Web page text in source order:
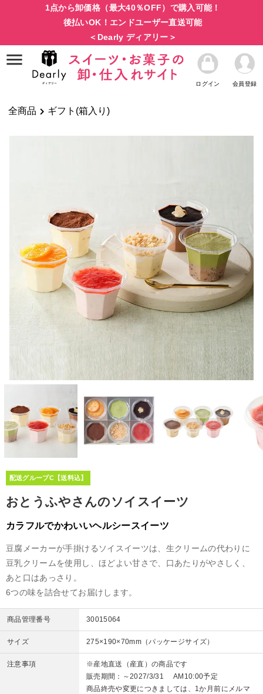
1点から卸価格（最大40％OFF）で購入可能！
後払いOK！エンドユーザー直送可能
＜Dearly ディアリー＞
ログイン 会員登録
全商品 ギフト(箱入り)
配送グループC【送料込】
おとうふやさんのソイスイーツ
カラフルでかわいいヘルシースイーツ
豆腐メーカーが手掛けるソイスイーツは、生クリームの代わりに
豆乳クリームを使用し、ほどよい甘さで、口あたりがやさしく、
あと口はあっさり。
6つの味を詰合せてお届けします。
商品管理番号 30015064
サイズ 275×190×70mm（パッケージサイズ）
注意事項
※産地直送（産直）の商品です
販売期間：～2027/3/31 AM10:00予定
商品終売や変更につきましては、1か月前にメルマ